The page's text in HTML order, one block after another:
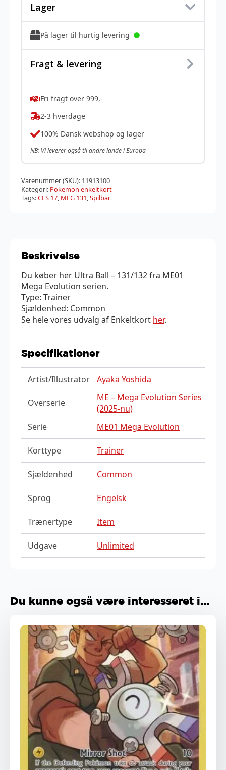
Lager
På lager til hurtig levering
Fragt & levering
Fri fragt over 999,-
2-3 hverdage
100% Dansk webshop og lager
NB: Vi leverer også til andre lande i Europa
Varenummer (SKU): 11913100
Kategori: Pokemon enkeltkort
Tags:CES 17, MEG 131,Spilbar
Beskrivelse
Du køber her Ultra Ball – 131/132 fra ME01
Mega Evolution serien.
Type: Trainer
Sjældenhed: Common
Se hele vores udvalg af Enkeltkort her.
Specifikationer
Artist/Illustrator Ayaka Yoshida
Overserie
ME – Mega Evolution Series
(2025-nu)
Serie
ME01 Mega Evolution
Korttype Trainer
Sjældenhed Common
Sprog Engelsk
Trænertype Item
Udgave Unlimited
Du kunne også være interesseret i...